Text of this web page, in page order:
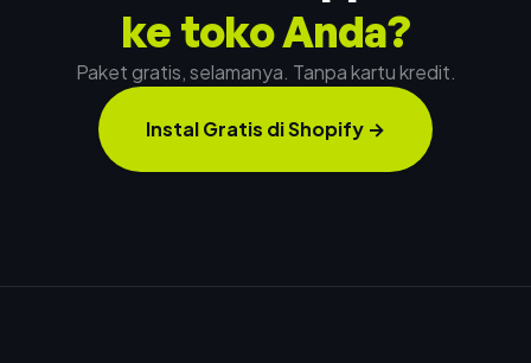
ke toko Anda?
Paket gratis, selamanya. Tanpa kartu kredit.
Instal Gratis di Shopify →